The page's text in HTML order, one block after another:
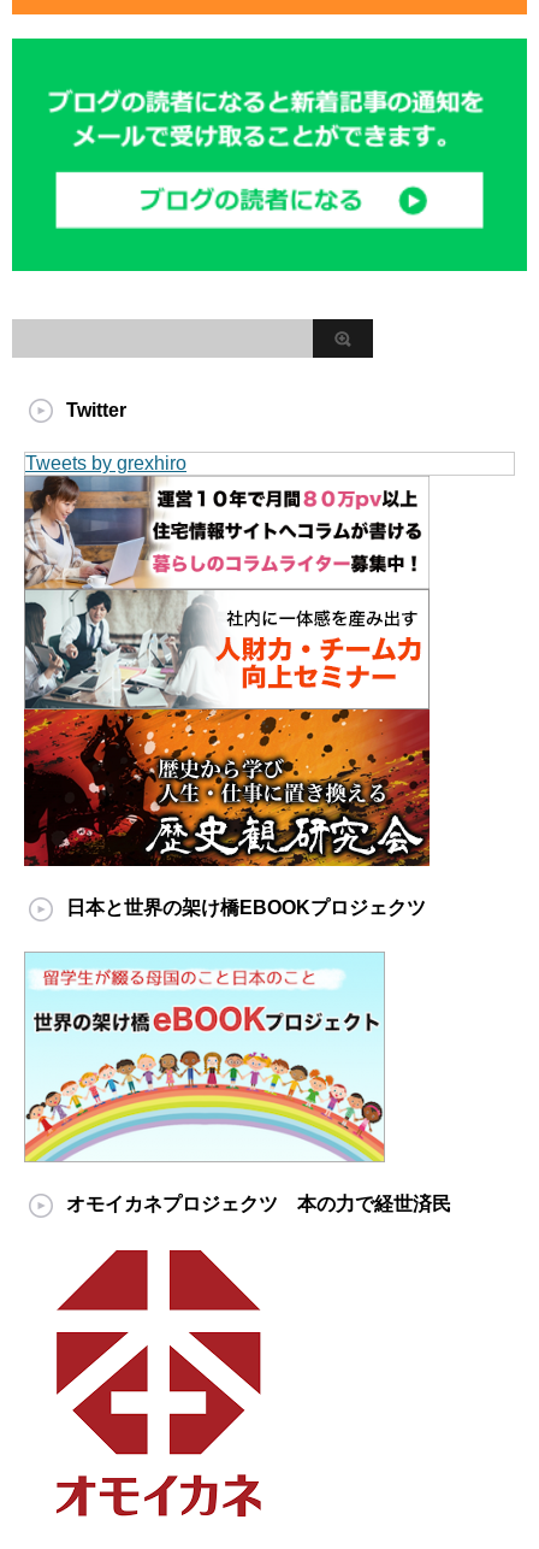
Twitter
Tweets by grexhiro
日本と世界の架け橋EBOOKプロジェクツ
オモイカネプロジェクツ 本の力で経世済民